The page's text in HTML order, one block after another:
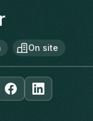
On site